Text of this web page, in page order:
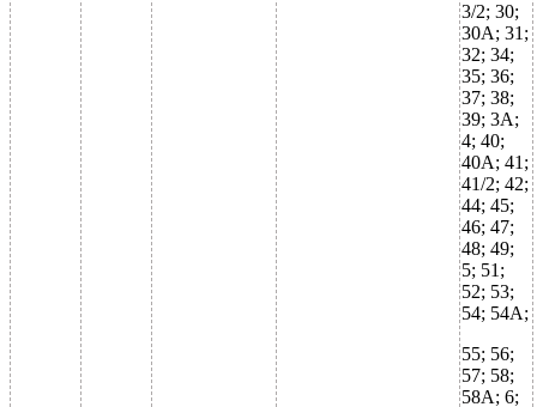
3/2; 30;
30А; 31;
32; 34;
35; 36;
37; 38;
39; 3А;
4; 40;
40А; 41;
41/2; 42;
44; 45;
46; 47;
48; 49;
5; 51;
52; 53;
54; 54А;
55; 56;
57; 58;
58А; 6;